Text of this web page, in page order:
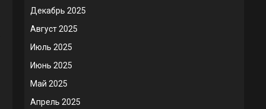
Декабрь 2025
Август 2025
Июль 2025
Июнь 2025
Май 2025
Апрель 2025